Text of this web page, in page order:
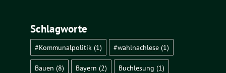
Schlagworte
#Kommunalpolitik (1) #wahlnachlese(1)
Bauen (8) Bayern (2) Buchlesung (1)